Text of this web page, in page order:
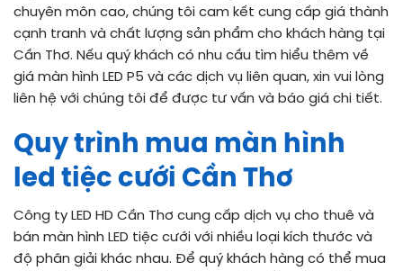
chuyên môn cao, chúng tôi cam kết cung cấp giá thành
cạnh tranh và chất lượng sản phẩm cho khách hàng tại
Cần Thơ. Nếu quý khách có nhu cầu tìm hiểu thêm về
giá màn hình LED P5 và các dịch vụ liên quan, xin vui lòng
liên hệ với chúng tôi để được tư vấn và báo giá chi tiết.
Quy trình mua màn hình
led tiệc cưới Cần Thơ
Công ty LED HD Cần Thơ cung cấp dịch vụ cho thuê và
bán màn hình LED tiệc cưới với nhiều loại kích thước và
độ phân giải khác nhau. Để quý khách hàng có thể mua